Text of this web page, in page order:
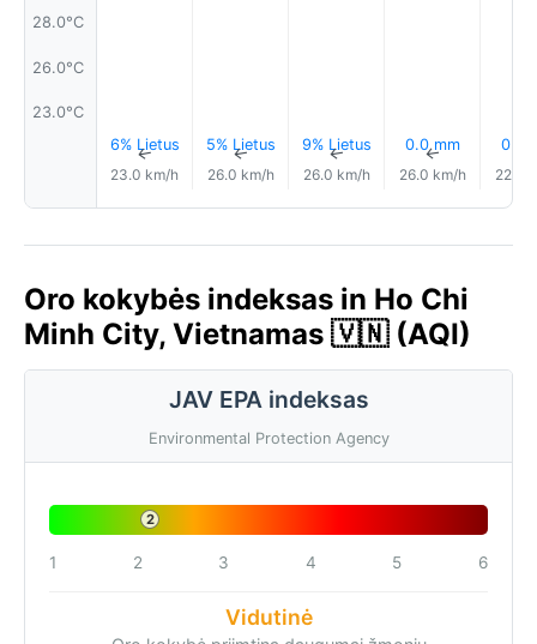
28.0°C
26.0°C
23.0°C
6% Lietus
↑
23.0 km/h
5% Lietus
↑
26.0 km/h
9% Lietus
↑
26.0 km/h
0.0 mm
↑
26.0 km/h
0.2
22.0
Oro kokybės indeksas in Ho Chi
Minh City, Vietnamas 🇻🇳 (AQI)
JAV EPA indeksas
Environmental Protection Agency
2
1 2 3 4 5 6
Vidutinė